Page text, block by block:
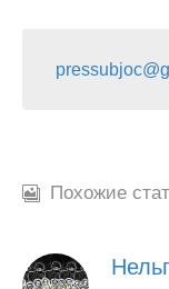
Похожие